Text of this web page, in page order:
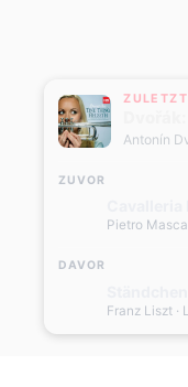
Antonín
ZUVOR
Pietro
DAVOR
Franz Liszt ·